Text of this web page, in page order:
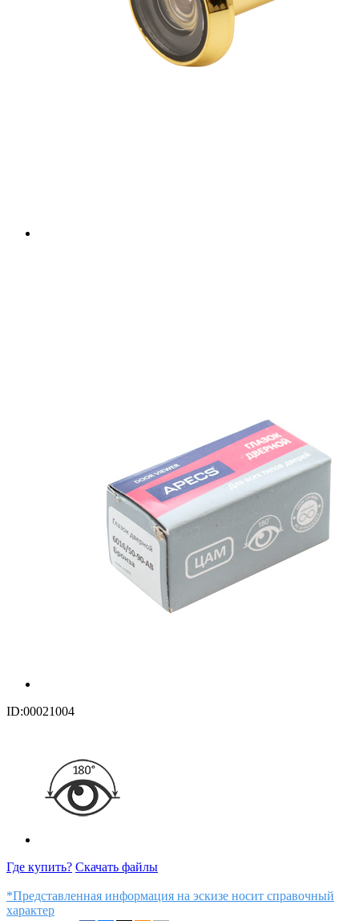
ID:00021004
Где купить? Скачать файлы
*Представленная информация на эскизе носит справочный
характер